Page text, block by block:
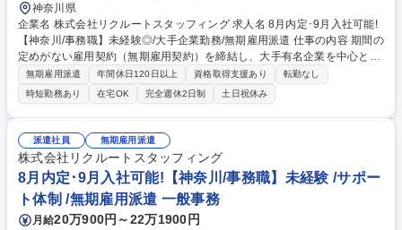
神奈川県
企業名 株式会社リクルートスタッフィング 求人名 8月内定･9月入社可能!
【神奈川/事務職】未経験◎/大手企業勤務/無期雇用派遣 仕事の内容 期間の
定めがない雇用契約（無期雇用契約）を締結し、大手有名企業を中心とし
た取引先で働く「事務職」です。コールセンター業務はございません◎ 入
社前にオンライン研修があるため未経験でもご安心ください！ 【魅力】■
就業先：総合商社や大手メーカー、金融機関など、大手有名企業がメイ
ン。駅から近いオフィス街で働けます！入社後も育てる気持ちで受け入れ
てくださるため、安心して長期的に就業できる環境です。（実際に1社で
の平均勤続年数は2年以上。直接雇用になる方も年々増えています！） ■
働きやすさ：残業は少なめ。帰りにお買い物をしたり、舞台を見に行った
りなど、プライベートも充実させている方が多いです！ 募集職種 8月内
定･9月入社可能!【神奈川/事務職】未経験◎/大手企業勤務/無期雇用派遣
無期雇用派遣 年間休日120日以上 資格取得支援あり
転勤なし
時短勤務あり
在宅OK 完全週休2日制 土日祝休み
派遣社員 無期雇用派遣
株式会社リクルートスタッフィング
8月内定･9月入社可能!【神奈川/事務職】未経験 /サポー
ト体制 /無期雇用派遣 一般事務
月給20万900円～22万1900円